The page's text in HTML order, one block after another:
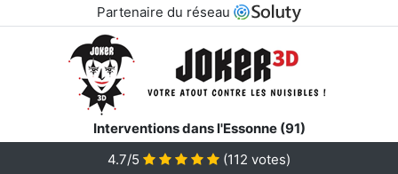
Partenaire du réseau
Interventions dans l'Essonne (91)
4.7/5 (112 votes)